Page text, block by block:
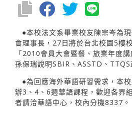
●本校法文系畢業校友陳宗岑為
會理事長，27日將於台北校園5樓
「2010會員大會暨餐、旅業年度
孫保瑞說明SBIR、ASSTD、TTQS
●為回應海外華語研習需求，本
辦3、4、6週華語課程，歡迎各界
者請洽華語中心，校內分機8337。